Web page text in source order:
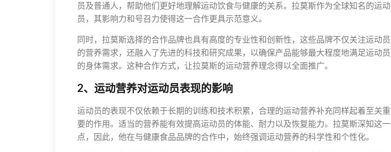
员及普通人，帮助他们更好地理解运动饮食与健康的关系。拉莫斯作为全球知名的运动
员，其影响力和号召力使得这一合作更具示范意义。
同时，拉莫斯选择的合作品牌也具有高度的专业性和创新性，这些品牌不仅关注运动员
的营养需求，还融入了先进的科技和研究成果，以确保产品能够最大程度地满足运动员
的身体需求。这种合作方式，让拉莫斯的运动营养理念得以全面推广。
2、运动营养对运动员表现的影响
运动员的表现不仅依赖于长期的训练和技术积累，合理的运动营养补充同样起着至关重
要的作用。适当的营养能有效提高运动员的体能、耐力以及恢复能力。拉莫斯深知这一
点，因此，他在与健康食品品牌的合作中，始终强调运动营养的科学性和个性化。